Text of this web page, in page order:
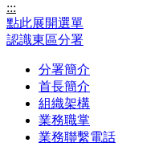
:::
點此展開選單
認識東區分署
分署簡介
首長簡介
組織架構
業務職掌
業務聯繫電話